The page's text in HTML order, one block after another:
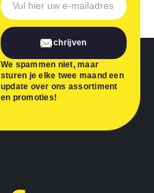
Inschrijven
We spammen niet, maar
sturen je elke twee maand een
update over ons assortiment
en promoties!